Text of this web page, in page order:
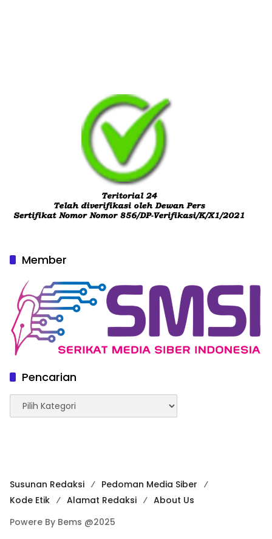
Member
Pencarian
Pencarian
Susunan Redaksi
Pedoman Media Siber
Kode Etik
Alamat Redaksi
About Us
Powere By Bems @2025